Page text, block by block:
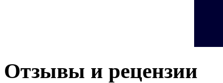
Отзывы и рецензии